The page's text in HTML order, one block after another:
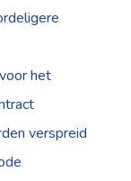
het
verspreid